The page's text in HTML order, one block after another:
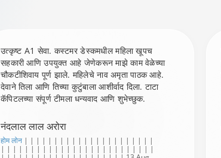
उत्कृष्ट A1 सेवा. कस्टमर डेस्कमधील महिला खूपच
सहकारी आणि उपयुक्त आहे जेणेकरून माझे काम वेळेच्या
चौकटीशिवाय पूर्ण झाले. महिलेचे नाव अमृता पाठक आहे.
देवाने तिला आणि तिच्या कुटुंबाला आशीर्वाद दिला. टाटा
कॅपिटलच्या संपूर्ण टीमला धन्यवाद आणि शुभेच्छुक.
नंदलाल लाल अरोरा
होम लोन | | | | | | | | | | | | | | | | | | | | | |
| | | | | | | | | | | | | | | | | | | | | | | | | |